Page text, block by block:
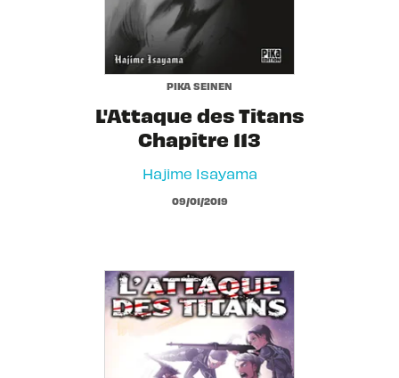
PIKA SEINEN
L'Attaque des Titans
Chapitre 113
Hajime Isayama
09/01/2019